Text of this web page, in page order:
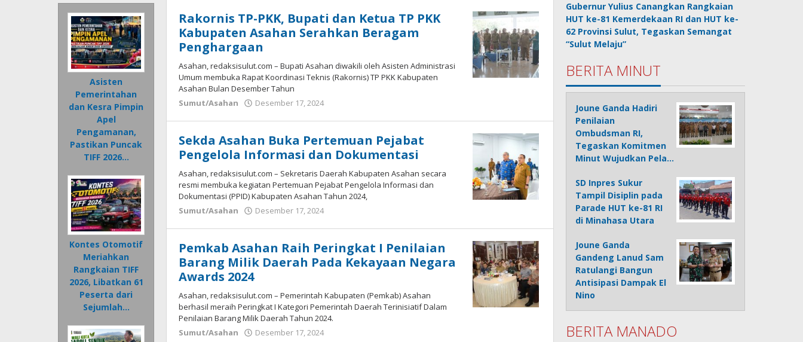
Asisten
Pemerintahan
dan Kesra Pimpin
Apel
Pengamanan,
Pastikan Puncak
TIFF 2026…
Kontes Otomotif
Meriahkan
Rangkaian TIFF
2026, Libatkan 61
Peserta dari
Sejumlah…
Rakornis TP-PKK, Bupati dan Ketua TP PKK
Kabupaten Asahan Serahkan Beragam
Penghargaan
Asahan, redaksisulut.com – Bupati Asahan diwakili oleh Asisten Administrasi
Umum membuka Rapat Koordinasi Teknis (Rakornis) TP PKK Kabupaten
Asahan Bulan Desember Tahun
Sumut/Asahan
Desember 17, 2024
Sekda Asahan Buka Pertemuan Pejabat
Pengelola Informasi dan Dokumentasi
Asahan, redaksisulut.com – Sekretaris Daerah Kabupaten Asahan secara
resmi membuka kegiatan Pertemuan Pejabat Pengelola Informasi dan
Dokumentasi (PPID) Kabupaten Asahan Tahun 2024,
Sumut/Asahan
Desember 17, 2024
Pemkab Asahan Raih Peringkat I Penilaian
Barang Milik Daerah Pada Kekayaan Negara
Awards 2024
Asahan, redaksisulut.com – Pemerintah Kabupaten (Pemkab) Asahan
berhasil meraih Peringkat I Kategori Pemerintah Daerah Terinisiatif Dalam
Penilaian Barang Milik Daerah Tahun 2024.
Sumut/Asahan
Desember 17, 2024
Gubernur Yulius Canangkan Rangkaian
HUT ke-81 Kemerdekaan RI dan HUT ke-
62 Provinsi Sulut, Tegaskan Semangat
“Sulut Melaju”
BERITA MINUT
Joune Ganda Hadiri
Penilaian
Ombudsman RI,
Tegaskan Komitmen
Minut Wujudkan Pela…
SD Inpres Sukur
Tampil Disiplin pada
Parade HUT ke-81 RI
di Minahasa Utara
Joune Ganda
Gandeng Lanud Sam
Ratulangi Bangun
Antisipasi Dampak El
Nino
BERITA MANADO